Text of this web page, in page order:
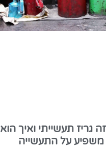
גריז תעשייתי ואיך הוא
משפיע על התעשייה